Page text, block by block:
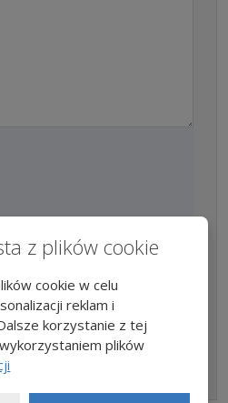
gwiazdką (*). Przesyłając ten
. Po kliknięciu na „Wyślij
w ciągu 2 dni roboczych. To
WYSŁAĆ
z plików cookie
cookie w celu
reklam i
korzystanie z tej
plików